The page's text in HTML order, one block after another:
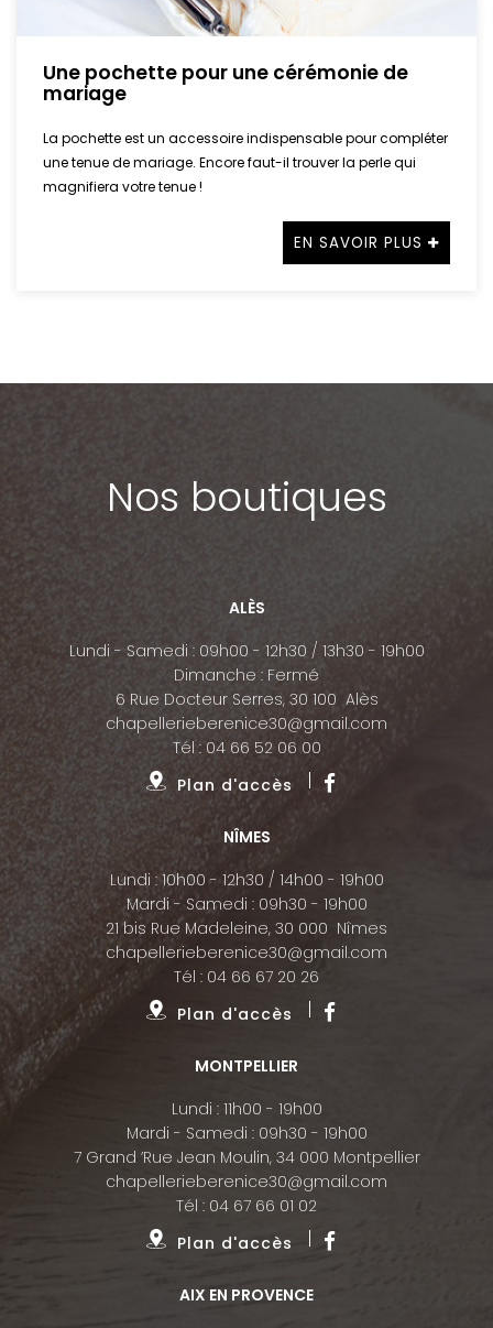
Une pochette pour une cérémonie de
mariage
La pochette est un accessoire indispensable pour compléter
une tenue de mariage. Encore faut-il trouver la perle qui
magnifiera votre tenue !
EN SAVOIR PLUS
Nos boutiques
ALÈS
Lundi - Samedi : 09h00 - 12h30 / 13h30 - 19h00
Dimanche : Fermé
6 Rue Docteur Serres, 30 100 Alès
chapellerieberenice30@gmail.com
Tél : 04 66 52 06 00
Plan d'accès
NÎMES
Lundi : 10h00 - 12h30 / 14h00 - 19h00
Mardi - Samedi : 09h30 - 19h00
21 bis Rue Madeleine, 30 000 Nîmes
chapellerieberenice30@gmail.com
Tél : 04 66 67 20 26
Plan d'accès
MONTPELLIER
Lundi : 11h00 - 19h00
Mardi - Samedi : 09h30 - 19h00
7 Grand ’Rue Jean Moulin, 34 000 Montpellier
chapellerieberenice30@gmail.com
Tél : 04 67 66 01 02
Plan d'accès
AIX EN PROVENCE